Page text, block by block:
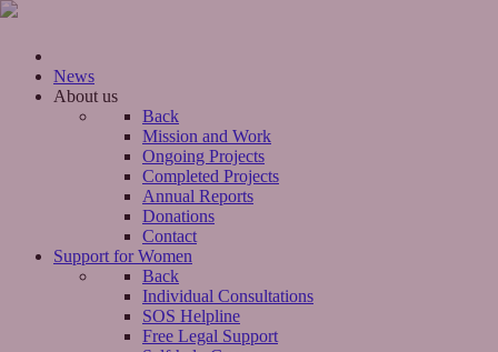
News
About us
Back
Mission and Work
Ongoing Projects
Completed Projects
Annual Reports
Donations
Contact
Support for Women
Back
Individual Consultations
SOS Helpline
Free Legal Support